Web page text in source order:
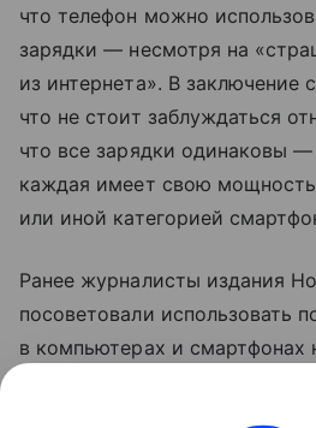
что телефон можно
зарядки — несмотря на
из интернета». В заключение
что не стоит заблуждаться
что все зарядки одинаковы
каждая имеет свою
или иной категорией
Ранее журналисты издания
посоветовали использовать
в компьютерах и смартфонах